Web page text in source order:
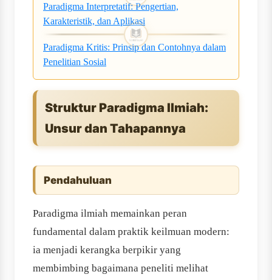
Paradigma Interpretatif: Pengertian,
Karakteristik, dan Aplikasi
Paradigma Kritis: Prinsip dan Contohnya dalam
Penelitian Sosial
Struktur Paradigma Ilmiah:
Unsur dan Tahapannya
Pendahuluan
Paradigma ilmiah memainkan peran
fundamental dalam praktik keilmuan modern:
ia menjadi kerangka berpikir yang
membimbing bagaimana peneliti melihat